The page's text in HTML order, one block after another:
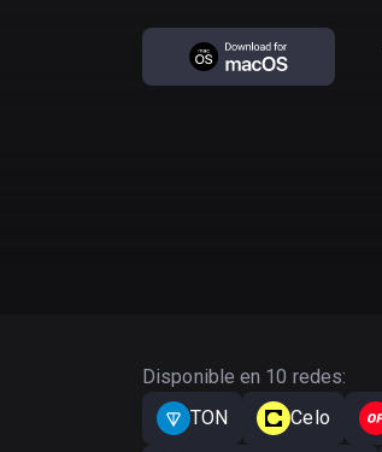
Disponible en 10 redes:
TON
Celo